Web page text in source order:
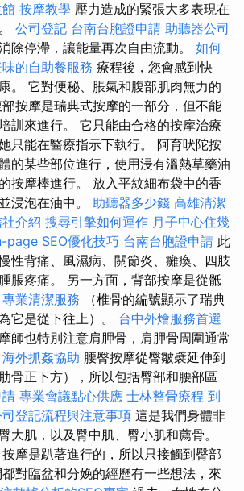
按摩教學 壓力造成的緊張大多表現在
公司登記 台南台胞證申請 助聽器公司
除停滯，讓能量再次自由流動。 如何
的自助餐服務 療程後，您會感到快
。 它對便秘、脹氣和腹部肌肉無力的
按摩是瑞典式按摩的一部分，但不能
訓來進行。 它只能由合格的按摩治療
只能在醫療指示下執行。 阿育吠陀按
的某些部位進行，使用浸有溫熱草藥油
按摩棒進行。 放入平紋細布袋中的香
浸泡在油中。 助聽器多少錢 高雄清潔
介紹 搜尋引擎如何運作 月子中心住幾
page SEO優化技巧 台南台胞證申請 此
性背痛、風濕病、關節炎、癱瘓、四肢
脹疼痛。 另一方面，背部按摩是從骶
專業清潔服務 （椎骨的編號顯示了瑞典
它是從下往上）。 台中外燴服務首選
師也特別注意肩胛骨，肩胛骨周圍通常
海外抓姦協助 腰臀按摩從臀皺襞延伸到
骨正下方），所以包括臀部和腰部區
專業會議點心供應 士林整骨療程 到
登記流程與注意事項 這是我們身體非
大肌，以及臀中肌、臀小肌和薦骨。
按摩是趴著進行的，所以只接觸到臀部
對臨盆和分娩的經歷有一些想法，來